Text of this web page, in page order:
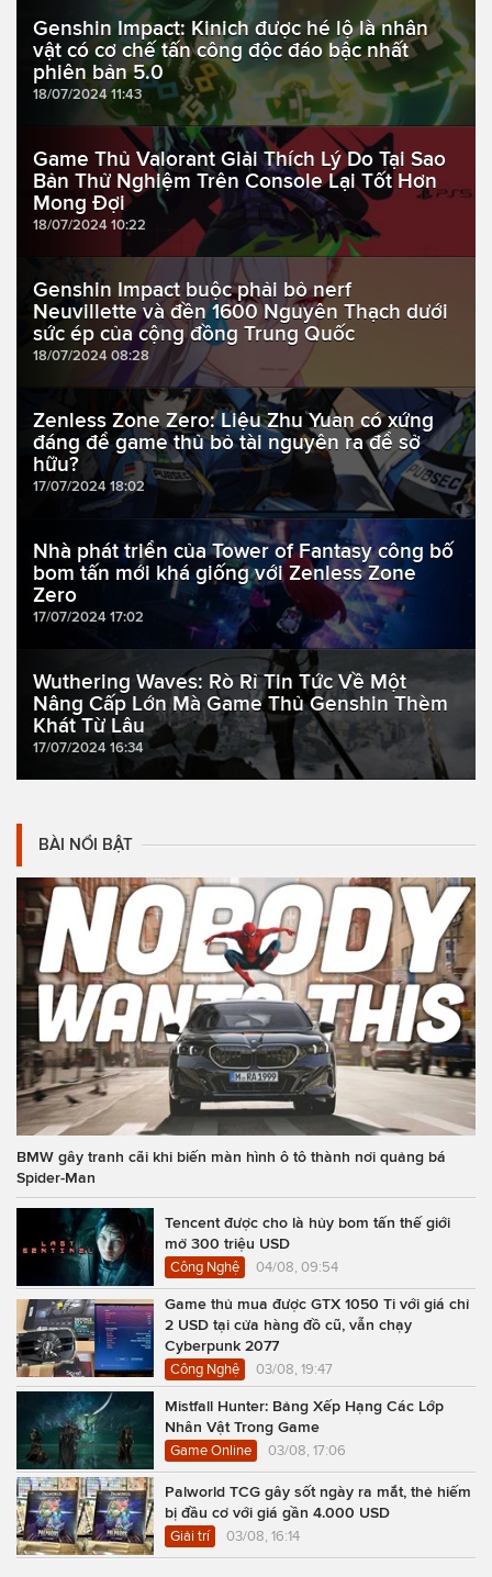
Genshin Impact: Kinich được hé lộ là nhân
vật có cơ chế tấn công độc đáo bậc nhất
phiên bản 5.0
18/07/2024 11:43
Game Thủ Valorant Giải Thích Lý Do Tại Sao
Bản Thử Nghiệm Trên Console Lại Tốt Hơn
Mong Đợi
18/07/2024 10:22
Genshin Impact buộc phải bỏ nerf
Neuvillette và đền 1600 Nguyên Thạch dưới
sức ép của cộng đồng Trung Quốc
18/07/2024 08:28
Zenless Zone Zero: Liệu Zhu Yuan có xứng
đáng để game thủ bỏ tài nguyên ra để sở
hữu?
17/07/2024 18:02
Nhà phát triển của Tower of Fantasy công bố
bom tấn mới khá giống với Zenless Zone
Zero
17/07/2024 17:02
Wuthering Waves: Rò Rỉ Tin Tức Về Một
Nâng Cấp Lớn Mà Game Thủ Genshin Thèm
Khát Từ Lâu
17/07/2024 16:34
BÀI NỔI BẬT
BMW gây tranh cãi khi biến màn hình ô tô thành nơi quảng bá
Spider-Man
Tencent được cho là hủy bom tấn thế giới
mở 300 triệu USD
Công Nghệ 04/08, 09:54
Game thủ mua được GTX 1050 Ti với giá chỉ
2 USD tại cửa hàng đồ cũ, vẫn chạy
Cyberpunk 2077
Công Nghệ 03/08, 19:47
Mistfall Hunter: Bảng Xếp Hạng Các Lớp
Nhân Vật Trong Game
Game Online 03/08, 17:06
Palworld TCG gây sốt ngày ra mắt, thẻ hiếm
bị đầu cơ với giá gần 4.000 USD
Giải trí 03/08, 16:14